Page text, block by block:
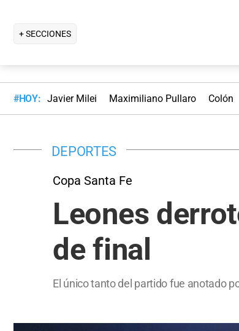
+ SECCIONES
#HOY: Javier Milei Maximiliano Pullaro Colón
DEPORTES
Copa Santa Fe
Leones
de final
El único tanto del partido fue anotado